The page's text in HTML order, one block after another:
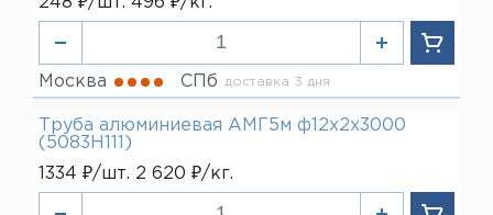
Москва СПб доставка 3 дня
Труба алюминиевая АМГ5м ф12х2х3000
(5083H111)
1334 ₽/шт. 2 620 ₽/кг.